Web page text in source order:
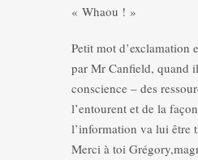
« Whaou ! »
Petit mot d’exclamation
par Mr Canfield, quand
conscience – des
l’entourent et de la
l’information va lui être
Merci à toi